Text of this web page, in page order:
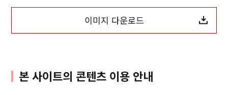
이미지 다운로드
본 사이트의 콘텐츠 이용 안내